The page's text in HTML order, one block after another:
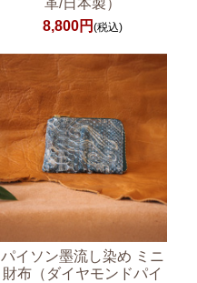
8,800円 (税込)
パイソン墨流し染め ミニ
財布（ダイヤモンドパイ